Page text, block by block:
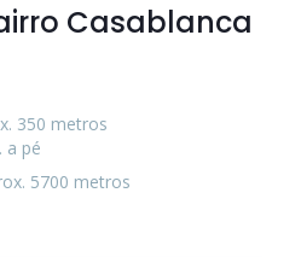
Casablanca
350 metros
a pé
5700 metros